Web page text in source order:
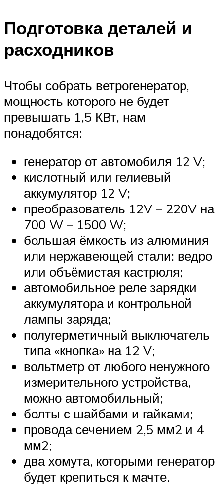
Подготовка деталей и
расходников
Чтобы собрать ветрогенератор,
мощность которого не будет
превышать 1,5 КВт, нам
понадобятся:
генератор от автомобиля 12 V;
кислотный или гелиевый
аккумулятор 12 V;
преобразователь 12V – 220V на
700 W – 1500 W;
большая ёмкость из алюминия
или нержавеющей стали: ведро
или объёмистая кастрюля;
автомобильное реле зарядки
аккумулятора и контрольной
лампы заряда;
полугерметичный выключатель
типа «кнопка» на 12 V;
вольтметр от любого ненужного
измерительного устройства,
можно автомобильный;
болты с шайбами и гайками;
провода сечением 2,5 мм2 и 4
мм2;
два хомута, которыми генератор
будет крепиться к мачте.